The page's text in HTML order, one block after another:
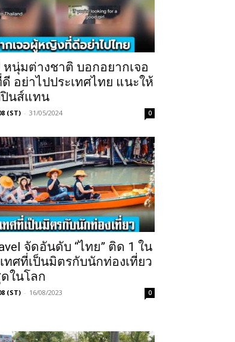
หนุ่มต่างชาติ บอกอยากเจอ
อย่าไปประเทศไทย แนะให้
นส์แทน
(ST) - 31/05/2024 0
จัดอันดับ “ไทย” ติด 1 ใน
ทศที่เป็นมิตรกับนักท่องเที่ยว
ในโลก
(ST) - 16/08/2023 0